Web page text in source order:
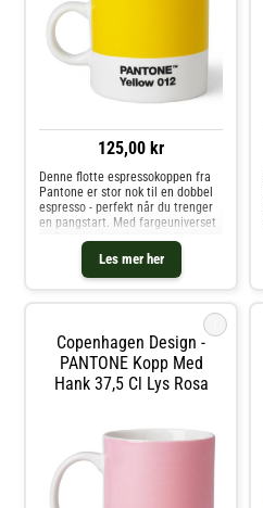
125,00 kr
Les mer her
Denne flotte espressokoppen fra
Pantone er stor nok til en dobbel
espresso - perfekt når du trenger
en pangstart. Med fargeuniverset
personlige farge til
favorittkoppen. Hver kopp er i
fineste benporselen.
Copenhagen Design -
PANTONE Kopp Med
Hank 37,5 Cl Lys Rosa